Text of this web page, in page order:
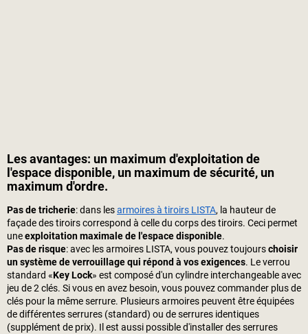
Les avantages: un maximum d'exploitation de
l'espace disponible, un maximum de sécurité, un
maximum d'ordre.
Pas de tricherie: dans lesarmoires à tiroirs LISTA, la hauteur de
façade des tiroirs correspond à celle du corps des tiroirs. Ceci permet
uneexploitation maximale de l'espace disponible.
Pas de risque: avec les armoires LISTA, vous pouvez toujourschoisir
un système de verrouillage qui répond à vos exigences. Le verrou
standard «Key Lock» est composé d'un cylindre interchangeable avec
jeu de 2 clés. Si vous en avez besoin, vous pouvez commander plus de
clés pour la même serrure. Plusieurs armoires peuvent être équipées
de différentes serrures (standard) ou de serrures identiques
(supplément de prix). Il est aussi possible d'installer des serrures